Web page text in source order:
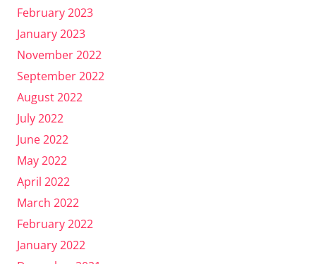
February 2023
January 2023
November 2022
September 2022
August 2022
July 2022
June 2022
May 2022
April 2022
March 2022
February 2022
January 2022